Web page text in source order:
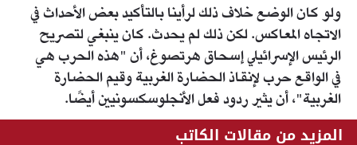
ولو كان الوضع خلاف ذلك لرأينا بالتأكيد بعض الأحداث في
الاتجاه المعاكس. لكن ذلك لم يحدث. كان ينبغي لتصريح
الرئيس الإسرائيلي إسحاق هرتصوغ، أن "هذه الحرب هي
في الواقع حرب لإنقاذ الحضارة الغربية وقيم الحضارة
الغربية"، أن يثير ردود فعل الأنجلوسكسونيين أيضًا.
المزيد من مقالات الكاتب